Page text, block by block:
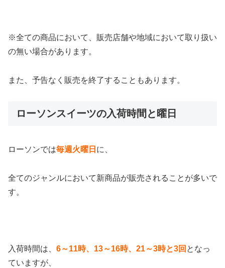
※全ての商品において、販売店舗や地域において取り扱い
の無い場合があります。
また、予告なく販売を終了することもあります。
ローソンスイーツの入荷時間と曜日
ローソンでは毎週火曜日 に、
全てのジャンルにおいて新商品が販売されることが多いで
す。
入荷時間は、 6～11時、13～16時、21～3時と3回 となっ
ていますが、